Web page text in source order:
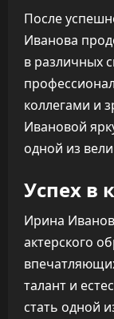
После
Иванова
в различных
коллегами и
Ивановой
одной из
Успех в
Ирина
актерского
талант и
стать одной